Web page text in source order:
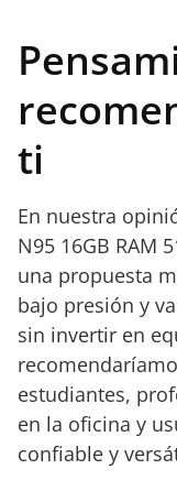
Amplio
almacenamiento
SSD que reduce los
tiempos de carga
ti
En nuestra
N95 16GB RAM
una propuesta
bajo presión y
sin invertir en
estudiantes,
en la oficina y
confiable y